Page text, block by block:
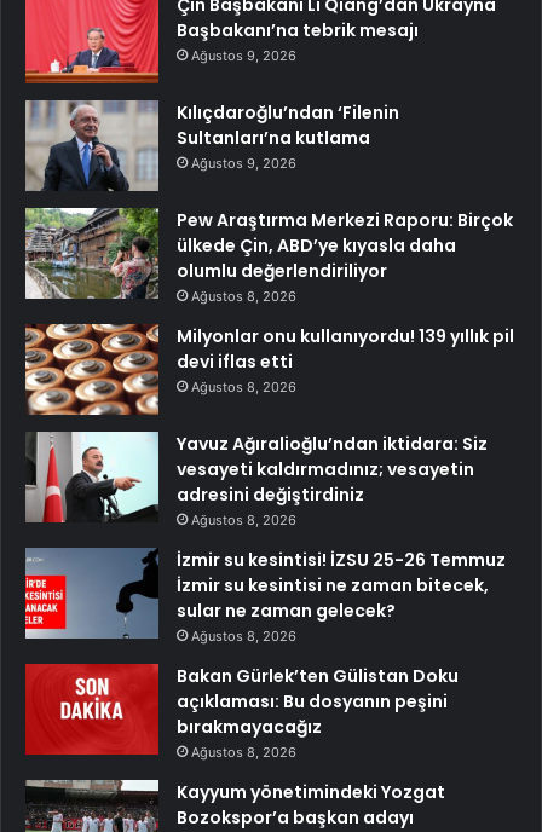
Çin Başbakanı Li Qiang’dan Ukrayna
Başbakanı’na tebrik mesajı
Ağustos 9, 2026
Kılıçdaroğlu’ndan ‘Filenin
Sultanları’na kutlama
Ağustos 9, 2026
Pew Araştırma Merkezi Raporu: Birçok
ülkede Çin, ABD’ye kıyasla daha
olumlu değerlendiriliyor
Ağustos 8, 2026
Milyonlar onu kullanıyordu! 139 yıllık pil
devi iflas etti
Ağustos 8, 2026
Yavuz Ağıralioğlu’ndan iktidara: Siz
vesayeti kaldırmadınız; vesayetin
adresini değiştirdiniz
Ağustos 8, 2026
İzmir su kesintisi! İZSU 25-26 Temmuz
İzmir su kesintisi ne zaman bitecek,
sular ne zaman gelecek?
Ağustos 8, 2026
Bakan Gürlek’ten Gülistan Doku
açıklaması: Bu dosyanın peşini
bırakmayacağız
Ağustos 8, 2026
Kayyum yönetimindeki Yozgat
Bozokspor’a başkan adayı